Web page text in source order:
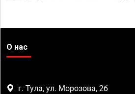
О нас
г. Тула, ул. Морозова, 2б